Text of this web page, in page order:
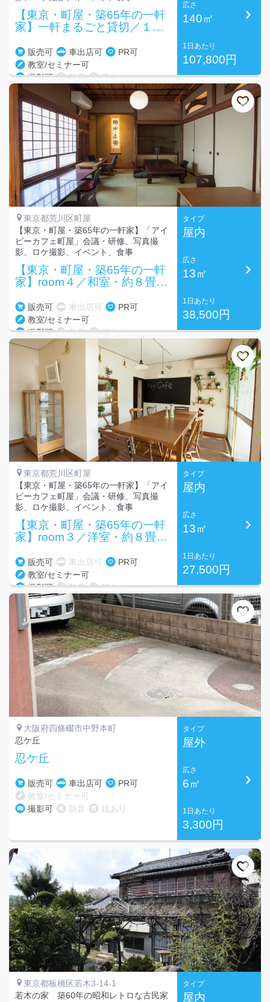
【東京・町屋・築65年の一軒
家】一軒まるごと貸切／１４
販売可 車出店可
PR可
教室/セミナー可
撮影可
防音 鏡あり
広さ
140㎡
1日あたり
107,800円
東京都荒川区町屋
【東京・町屋・築65年の一軒家】「アイ
ビーカフェ町屋」会議・研修、写真撮
影、ロケ撮影、イベント、食事
【東京・町屋・築65年の一軒
家】room４／和室・約８畳・
販売可 車出店可
PR可
教室/セミナー可
撮影可
防音 鏡あり
タイプ
屋内
広さ
13㎡
1日あたり
38,500円
東京都荒川区町屋
【東京・町屋・築65年の一軒家】「アイ
ビーカフェ町屋」会議・研修、写真撮
影、ロケ撮影、イベント、食事
【東京・町屋・築65年の一軒
家】room３／洋室・約８畳・
販売可 車出店可
PR可
教室/セミナー可
撮影可
防音 鏡あり
タイプ
屋内
広さ
13㎡
1日あたり
27,500円
大阪府四條畷市中野本町
忍ケ丘
忍ケ丘
販売可 車出店可
PR可
教室/セミナー可
撮影可
防音 鏡あり
タイプ
屋外
広さ
6㎡
1日あたり
3,300円
東京都板橋区若木3-14-1
若木の家 築60年の昭和レトロな古民家
タイプ
屋内